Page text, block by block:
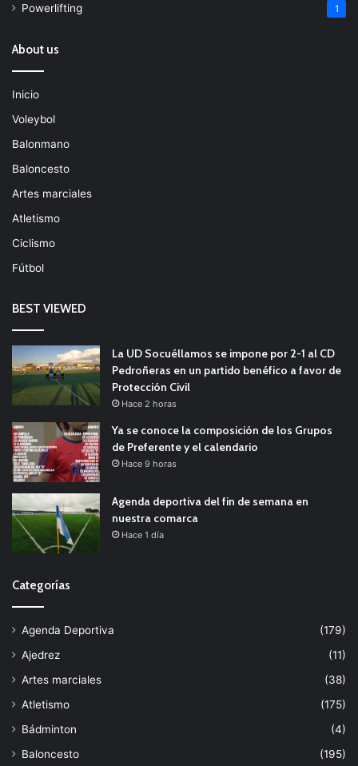
Powerlifting 1
About us
Inicio
Voleybol
Balonmano
Baloncesto
Artes marciales
Atletismo
Ciclismo
Fútbol
BEST VIEWED
La UD Socuéllamos se impone por 2-1 al CD
Pedroñeras en un partido benéfico a favor de
Protección Civil
Hace 2 horas
Ya se conoce la composición de los Grupos
de Preferente y el calendario
Hace 9 horas
Agenda deportiva del fin de semana en
nuestra comarca
Hace 1 día
Categorías
Agenda Deportiva
(179)
Ajedrez
(11)
Artes marciales
(38)
Atletismo
(175)
Bádminton
(4)
Baloncesto
(195)